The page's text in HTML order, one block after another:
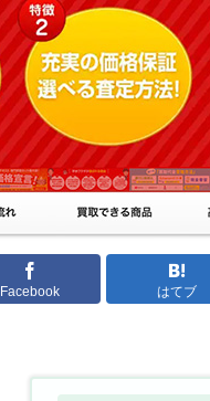
Facebook はてブ